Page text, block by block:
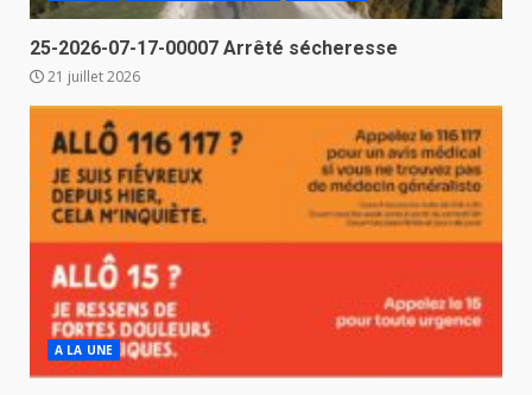
25-2026-07-17-00007 Arrêté sécheresse
21 juillet 2026
A LA UNE